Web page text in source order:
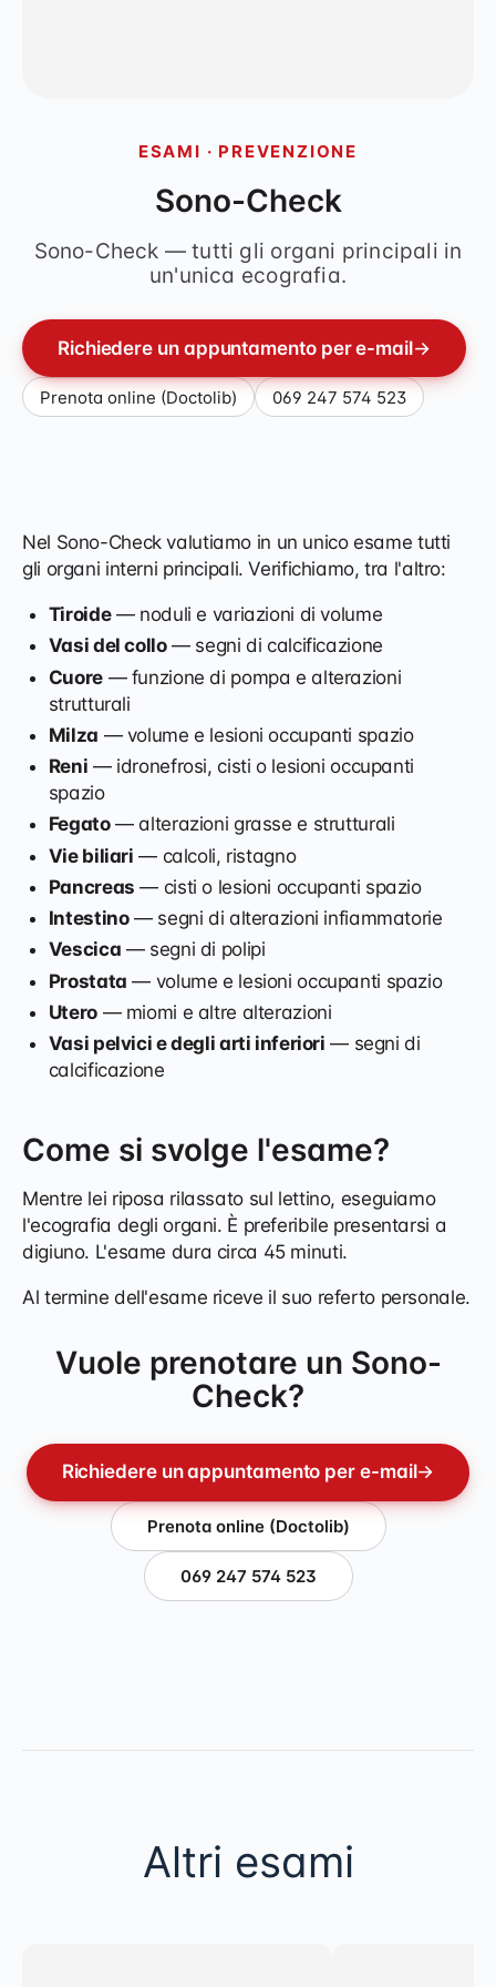
ESAMI · PREVENZIONE
Sono-Check
Sono-Check — tutti gli organi principali in
un'unica ecografia.
Richiedere un appuntamento per e-mail→
Prenota online (Doctolib) 069 247 574 523
Nel Sono-Check valutiamo in un unico esame tutti
gli organi interni principali. Verifichiamo, tra l'altro:
Tiroide— noduli e variazioni di volume
Vasi del collo— segni di calcificazione
Cuore— funzione di pompa e alterazioni
strutturali
Milza — volume e lesioni occupanti spazio
Reni — idronefrosi, cisti o lesioni occupanti
spazio
Fegato— alterazioni grasse e strutturali
Vie biliari — calcoli, ristagno
Pancreas — cisti o lesioni occupanti spazio
Intestino— segni di alterazioni infiammatorie
Vescica — segni di polipi
Prostata — volume e lesioni occupanti spazio
Utero— miomi e altre alterazioni
Vasi pelvici e degli arti inferiori — segni di
calcificazione
Come si svolge l'esame?
Mentre lei riposa rilassato sul lettino, eseguiamo
l'ecografia degli organi. È preferibile presentarsi a
digiuno. L'esame dura circa 45 minuti.
Al termine dell'esame riceve il suo referto personale.
Vuole prenotare un Sono-
Check?
Richiedere un appuntamento per e-mail→
Prenota online (Doctolib)
069 247 574 523
Altri esami